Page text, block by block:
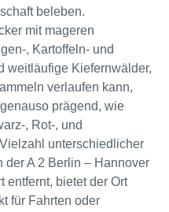
beleben.
mit mageren
, Kartoffeln- und
weitläufige Kiefernwälder,
verlaufen kann,
prägend, wie
, Rot-, und
unterschiedlicher
der A 2 Berlin – Hannover
entfernt, bietet der Ort
für Fahrten oder